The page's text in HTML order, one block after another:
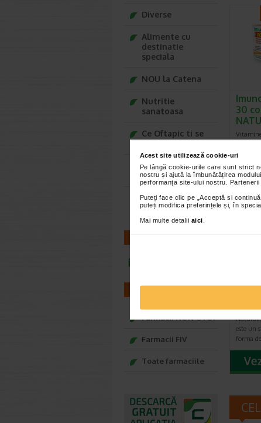
Acest site utilizează cookie-uri
Pe lângă cookie-urile care sunt strict
nostru și ajută la îmbunătățirea
performanța site-ului nostru.
Puteți face clic pe „Acceptă si
puteți modifica preferințele și, în
Mai multe detalii aici
30
este un
forma
Diverse
Alimente cu
destinatie
speciala
NOU la Catena
Nutritie
sanatoasa
Ce Oftapic ti se
potriveste
Adora – Adorabili
din prima clipa
Seturi cadou
Baylis&Harding
FARMACII
Farmacii NON-STOP
Farmacii FIV
Toate farmaciile